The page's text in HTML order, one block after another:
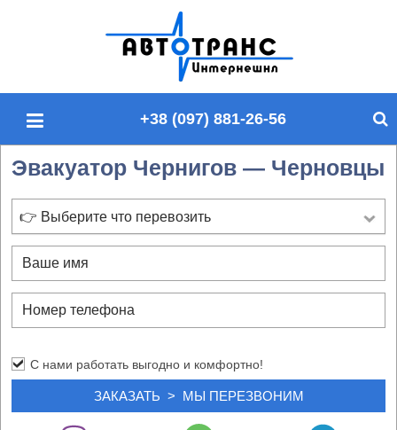
п
о
й
у
+38 (097) 881-26-56
Эвакуатор Чернигов — Черновцы
👉 Выберите что перевозить
С нами работать выгодно и комфортно!